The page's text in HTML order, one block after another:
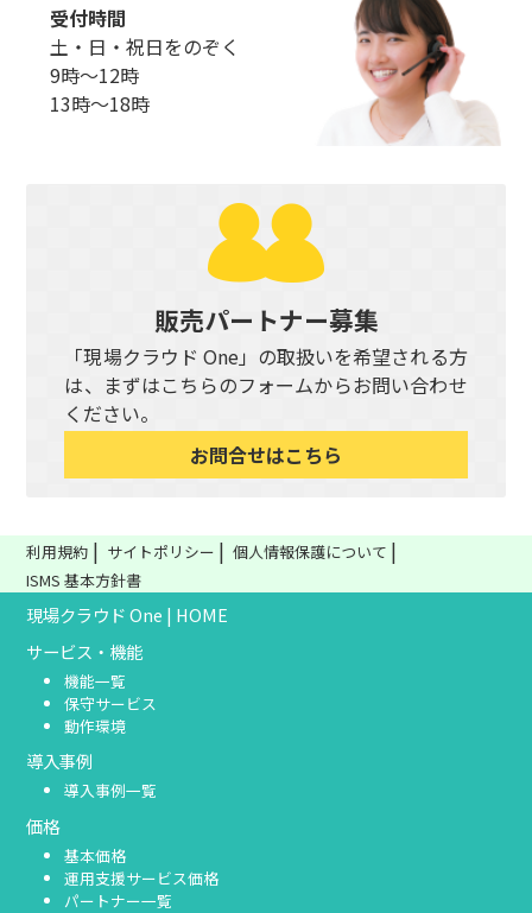
受付時間
土・日・祝日をのぞく
9時〜12時
13時〜18時
販売パートナー募集
「現場クラウド One」の取扱いを希望される方
は、まずはこちらのフォームからお問い合わせ
ください。
お問合せはこちら
利用規約 サイトポリシー
個人情報保護について
ISMS 基本方針書
現場クラウド One | HOME
サービス・機能
機能一覧
保守サービス
動作環境
導入事例
導入事例一覧
価格
基本価格
運用支援サービス価格
パートナー一覧